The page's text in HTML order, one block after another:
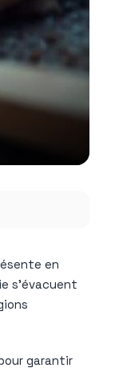
en
s’évacuent
garantir